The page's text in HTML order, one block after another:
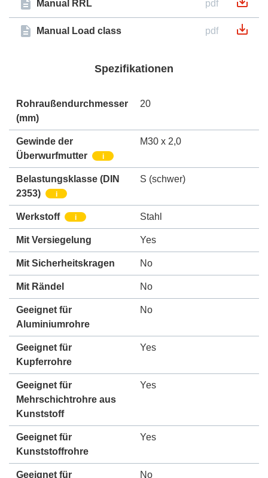
Manual RRL pdf
Manual Load class pdf
Spezifikationen
Rohraußendurchmesser
(mm)
20
Gewinde der
Überwurfmutter
i
M30 x 2,0
Belastungsklasse (DIN
2353)
i
S (schwer)
Werkstoff i Stahl
Mit Versiegelung Yes
Mit Sicherheitskragen No
Mit Rändel No
Geeignet für
Aluminiumrohre
No
Geeignet für
Kupferrohre
Yes
Geeignet für
Mehrschichtrohre aus
Kunststoff
Yes
Geeignet für
Kunststoffrohre
Yes
Geeignet für No